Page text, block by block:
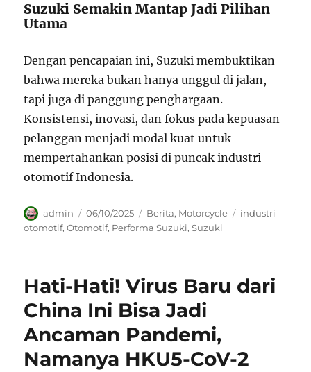
Suzuki Semakin Mantap Jadi Pilihan
Utama
Dengan pencapaian ini, Suzuki membuktikan
bahwa mereka bukan hanya unggul di jalan,
tapi juga di panggung penghargaan.
Konsistensi, inovasi, dan fokus pada kepuasan
pelanggan menjadi modal kuat untuk
mempertahankan posisi di puncak industri
otomotif Indonesia.
Author
admin
Posted
on
06/10/2025 Categories
Berita, Motorcycle Tags
industri
otomotif,Otomotif, Performa Suzuki,Suzuki
Hati-Hati! Virus Baru dari
China Ini Bisa Jadi
Ancaman Pandemi,
Namanya HKU5-CoV-2